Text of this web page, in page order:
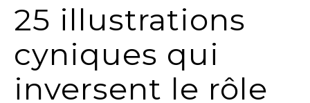
25 illustrations
cyniques qui
inversent le rôle